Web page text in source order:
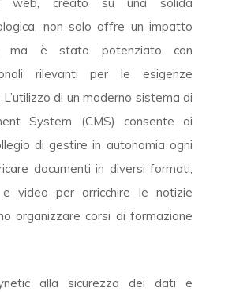
non solo offre un impatto
ma è stato potenziato con
rilevanti per le esigenze
L’utilizzo di un moderno sistema di
System (CMS) consente ai
di gestire in autonomia ogni
documenti in diversi formati,
e video per arricchire le notizie
organizzare corsi di formazione
alla sicurezza dei dati e